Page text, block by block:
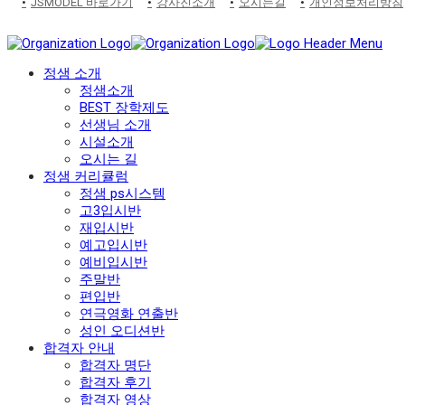
정샘 소개
정샘소개
BEST 장학제도
선생님 소개
시설소개
오시는 길
정샘 커리큘럼
정샘 ps시스템
고3입시반
재입시반
예고입시반
예비입시반
주말반
편입반
연극영화 연출반
성인 오디션반
합격자 안내
합격자 명단
합격자 후기
합격자 영상